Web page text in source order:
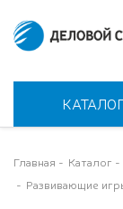
Главная Каталог
Развивающие